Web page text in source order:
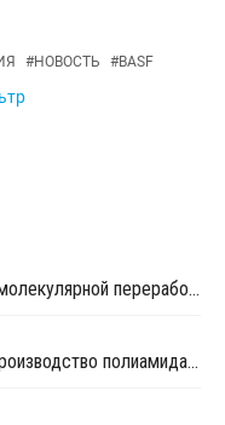
#НОВОСТЬ #BASF
Eastman запустила производство по молекулярной переработке в США
Gulei Chemical планирует запустить производство полиамида в Китае